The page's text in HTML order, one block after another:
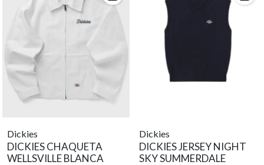
Dickies
DICKIES CHAQUETA
WELLSVILLE BLANCA
Dickies
DICKIES JERSEY NIGHT
SKY SUMMERDALE